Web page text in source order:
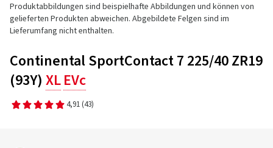
Produktabbildungen sind beispielhafte Abbildungen und können von
gelieferten Produkten abweichen. Abgebildete Felgen sind im
Lieferumfang nicht enthalten.
Continental SportContact 7 225/40 ZR19
(93Y) XLEVc
4,91 (43)